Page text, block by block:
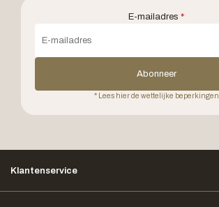
E-mailadres *
Abonneer
* Lees hier de wettelijke beperkingen
Klantenservice